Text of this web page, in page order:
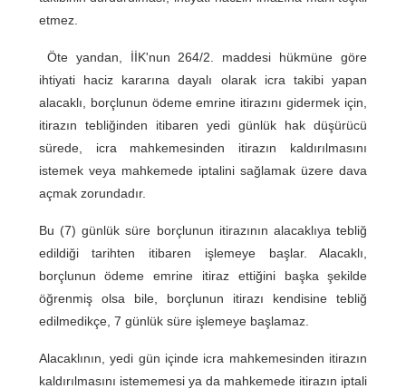
etmez.
Öte yandan, İİK'nun 264/2. maddesi hükmüne göre
ihtiyati haciz kararına dayalı olarak icra takibi yapan
alacaklı, borçlunun ödeme emrine itirazını gidermek için,
itirazın tebliğinden itibaren yedi günlük hak düşürücü
sürede, icra mahkemesinden itirazın kaldırılmasını
istemek veya mahkemede iptalini sağlamak üzere dava
açmak zorundadır.
Bu (7) günlük süre borçlunun itirazının alacaklıya tebliğ
edildiği tarihten itibaren işlemeye başlar. Alacaklı,
borçlunun ödeme emrine itiraz ettiğini başka şekilde
öğrenmiş olsa bile, borçlunun itirazı kendisine tebliğ
edilmedikçe, 7 günlük süre işlemeye başlamaz.
Alacaklının, yedi gün içinde icra mahkemesinden itirazın
kaldırılmasını istememesi ya da mahkemede itirazın iptali